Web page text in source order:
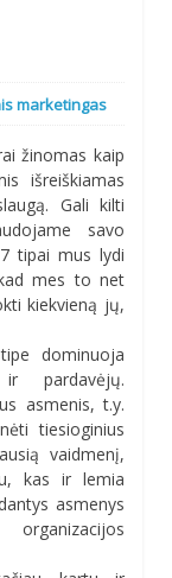
marketingas
žinomas kaip
išreiškiamas
Gali kilti
savo
tipai mus lydi
mes to net
kiekvieną jų,
dominuoja
pardavėjų.
asmenis, t.y.
tiesioginius
vaidmenį,
kas ir lemia
asmenys